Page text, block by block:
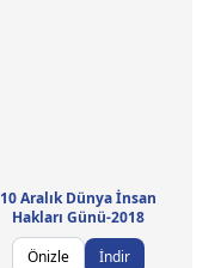
10 Aralık Dünya İnsan
Hakları Günü-2018
Önizle
İndir